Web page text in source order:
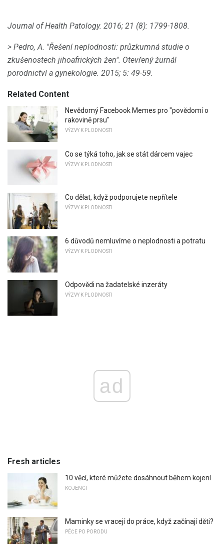
Journal of Health Patology. 2016; 21 (8): 1799-1808.
> Pedro, A. "Řešení neplodnosti: průzkumná studie o
zkušenostech jihoafrických žen". Otevřený žurnál
porodnictví a gynekologie. 2015; 5: 49-59.
Related Content
Nevědomý Facebook Memes pro "povědomí o
rakovině prsu"
VÝZVY K PLODNOSTI
Co se týká toho, jak se stát dárcem vajec
VÝZVY K PLODNOSTI
Co dělat, když podporujete nepřítele
VÝZVY K PLODNOSTI
6 důvodů nemluvíme o neplodnosti a potratu
VÝZVY K PLODNOSTI
Odpovědi na žadatelské inzeráty
VÝZVY K PLODNOSTI
ad
Fresh articles
10 věcí, které můžete dosáhnout během kojení
KOJENCI
Maminky se vracejí do práce, když začínají děti?
PÉČE PO PORODU